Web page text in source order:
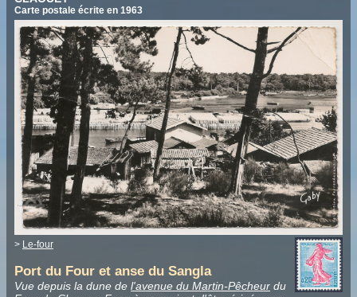
Carte postale écrite en 1963
> Le-four
Port du Four et anse du Sangla
Vue depuis la dune de l'avenue du Martin-Pêcheur du